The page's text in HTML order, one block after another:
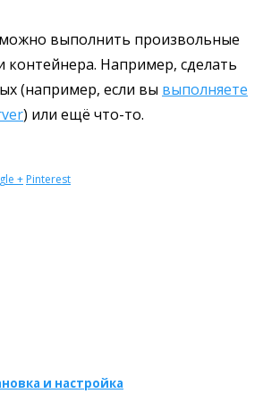
выполнить произвольные
контейнера. Например, сделать
(например, если вы выполняете
) или ещё что-то.
+ Pinterest
и настройка